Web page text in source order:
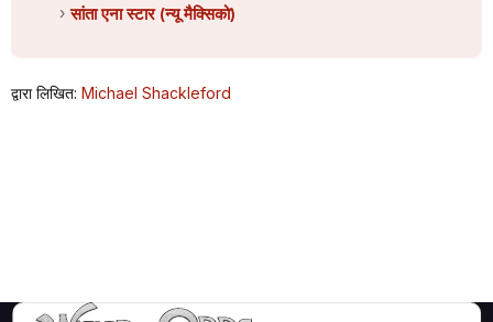
सांता एना स्टार (न्यू मैक्सिको)
द्वारा लिखित: Michael Shackleford